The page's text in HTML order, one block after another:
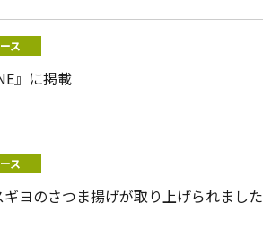
ス
』に掲載
ス
ヨのさつま揚げが取り上げられました